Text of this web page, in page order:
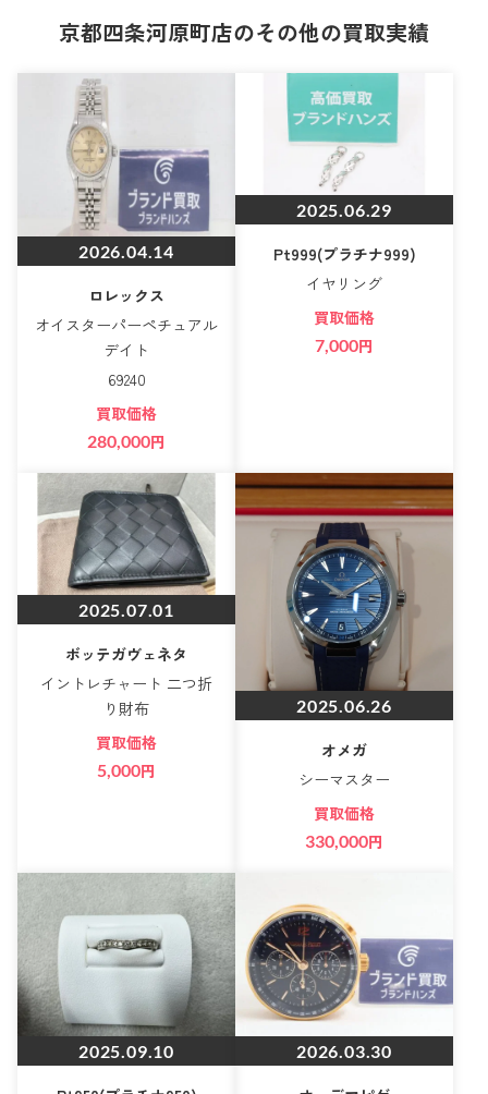
京都四条河原町店のその他の買取実績
2026.04.14
ロレックス
オイスターパーペチュアル
デイト
69240
買取価格
280,000円
2025.06.29
Pt999(プラチナ999)
イヤリング
買取価格
7,000円
2025.07.01
ボッテガヴェネタ
イントレチャート 二つ折
り財布
買取価格
5,000円
2025.06.26
オメガ
シーマスター
買取価格
330,000円
2025.09.10 2026.03.30